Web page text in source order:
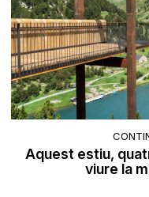
Aquest estiu,
viure la